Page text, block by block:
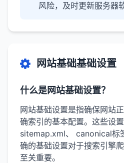
风险，及时更新服务器
网站基础基础设置
什么是网站基础设置？
网站基础设置是指确保网站
确索引的基本配置。这些设
sitemap.xml、 canonical标
确的基础设置对于搜索引擎
至关重要。